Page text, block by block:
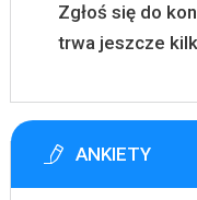
Zgłoś się do
trwa jeszcze
ANKIETY